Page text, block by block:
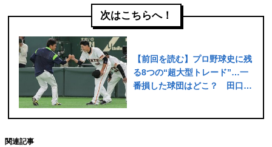
次はこちらへ！
【前回を読む】プロ野球史に残
る8つの“超大型トレード”…一
番損した球団はどこ？ 田口⇔
関連記事